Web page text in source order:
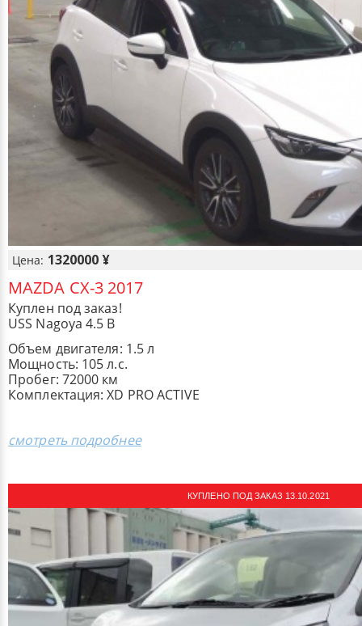
Цена: 1320000 ¥
MAZDA CX-3 2017
Куплен под заказ!
USS Nagoya 4.5 B
Объем двигателя: 1.5 л
Мощность: 105 л.с.
Пробег: 72000 км
Комплектация: XD PRO ACTIVE
смотреть подробнее
КУПЛЕНО ПОД ЗАКАЗ 13.10.2021